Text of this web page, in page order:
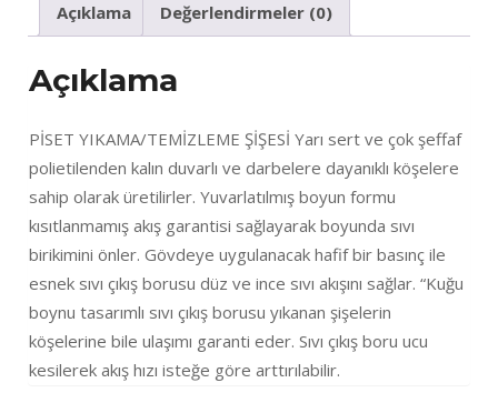
Açıklama Değerlendirmeler (0)
Açıklama
PİSET YIKAMA/TEMİZLEME ŞİŞESİ Yarı sert ve çok şeffaf
polietilenden kalın duvarlı ve darbelere dayanıklı köşelere
sahip olarak üretilirler. Yuvarlatılmış boyun formu
kısıtlanmamış akış garantisi sağlayarak boyunda sıvı
birikimini önler. Gövdeye uygulanacak hafif bir basınç ile
esnek sıvı çıkış borusu düz ve ince sıvı akışını sağlar. “Kuğu
boynu tasarımlı sıvı çıkış borusu yıkanan şişelerin
köşelerine bile ulaşımı garanti eder. Sıvı çıkış boru ucu
kesilerek akış hızı isteğe göre arttırılabilir.